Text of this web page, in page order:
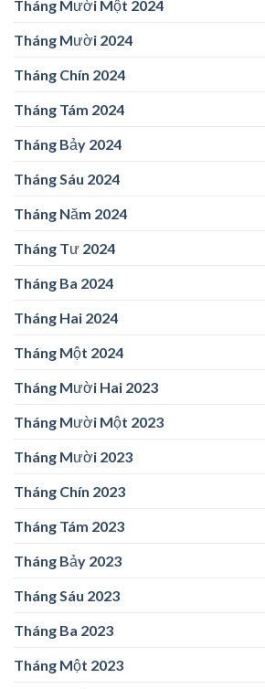
Tháng Mười Một 2024
Tháng Mười 2024
Tháng Chín 2024
Tháng Tám 2024
Tháng Bảy 2024
Tháng Sáu 2024
Tháng Năm 2024
Tháng Tư 2024
Tháng Ba 2024
Tháng Hai 2024
Tháng Một 2024
Tháng Mười Hai 2023
Tháng Mười Một 2023
Tháng Mười 2023
Tháng Chín 2023
Tháng Tám 2023
Tháng Bảy 2023
Tháng Sáu 2023
Tháng Ba 2023
Tháng Một 2023